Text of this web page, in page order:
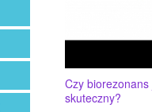
Czy biorezonans
skuteczny?